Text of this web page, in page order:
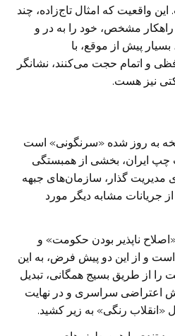
واقعیت که امثال تاج‌زاده، چند
راهکار مشخص، خود را به در و
پیش از موقع، با
و اتمام حجت می‌کنند، نشانگر
نیز هست.
به روز شده «سرنگونی» است
چپ ایران، بخشی از همبستگی
مدیریت گذار، سازمان‌های جبهه
جریانات مشابه دیگر مورد
ناپذیر بودن حکومت» و
است و از این دو پیش فرض، به این
را از طریق بسیج همگانی، تبدیل
اعتراضی سراسری و در نهایت
«انقلاب رنگی» به زیر کشید.